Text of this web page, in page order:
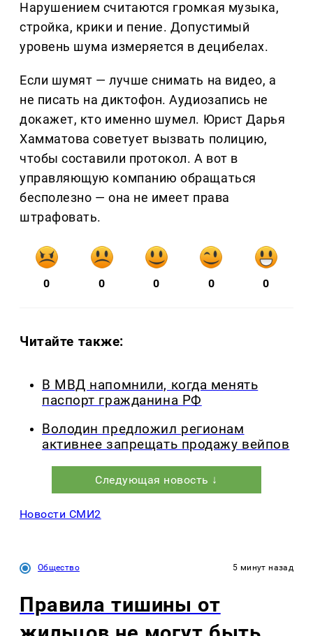
Нарушением считаются громкая музыка,
стройка, крики и пение. Допустимый
уровень шума измеряется в децибелах.
Если шумят — лучше снимать на видео, а
не писать на диктофон. Аудиозапись не
докажет, кто именно шумел. Юрист Дарья
Хамматова советует вызвать полицию,
чтобы составили протокол. А вот в
управляющую компанию обращаться
бесполезно — она не имеет права
штрафовать.
0 0 0 0 0
Читайте также:
В МВД напомнили, когда менять
паспорт гражданина РФ
Володин предложил регионам
активнее запрещать продажу вейпов
Следующая новость ↓
Новости СМИ2
Общество 5 минут назад
Правила тишины от